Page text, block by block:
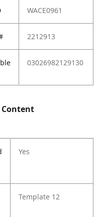
WACE0961
2212913
03026982129130
Content
Yes
Template 12